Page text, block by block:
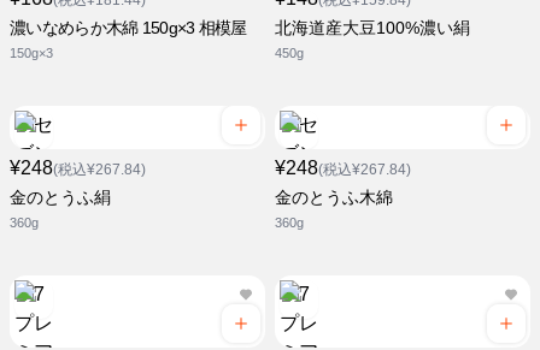
濃いなめらか木綿 150g×3 相模屋
150g×3
北海道産大豆100%濃い絹
450g
¥248(税込¥267.84)
金のとうふ絹
360g
¥248(税込¥267.84)
金のとうふ木綿
360g